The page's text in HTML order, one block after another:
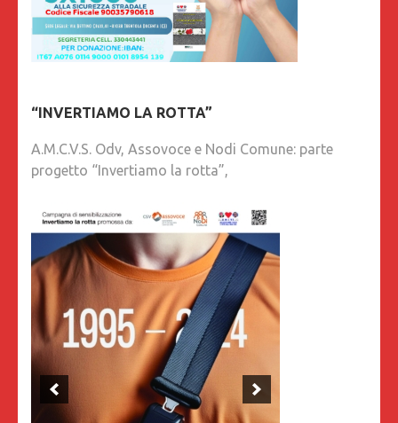
“INVERTIAMO LA ROTTA”
A.M.C.V.S. Odv, Assovoce e Nodi Comune: parte
progetto “Invertiamo la rotta”,